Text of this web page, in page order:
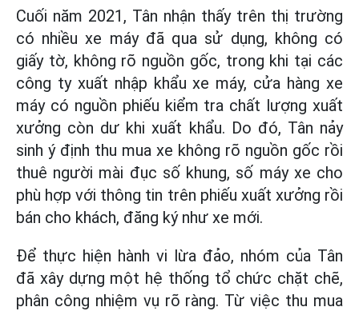
Cuối năm 2021, Tân nhận thấy trên thị trường
có nhiều xe máy đã qua sử dụng, không có
giấy tờ, không rõ nguồn gốc, trong khi tại các
công ty xuất nhập khẩu xe máy, cửa hàng xe
máy có nguồn phiếu kiểm tra chất lượng xuất
xưởng còn dư khi xuất khẩu. Do đó, Tân nảy
sinh ý định thu mua xe không rõ nguồn gốc rồi
thuê người mài đục số khung, số máy xe cho
phù hợp với thông tin trên phiếu xuất xưởng rồi
bán cho khách, đăng ký như xe mới.
Để thực hiện hành vi lừa đảo, nhóm của Tân
đã xây dựng một hệ thống tổ chức chặt chẽ,
phân công nhiệm vụ rõ ràng. Từ việc thu mua